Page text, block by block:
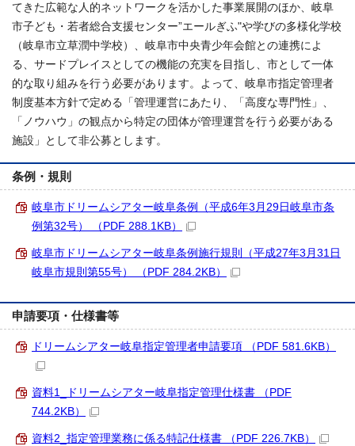
てきた広範な人的ネットワークを活かした事業展開のほか、岐阜
市子ども・若者総合支援センター”エールぎふ"や学びの多様化学校
（岐阜市立草潤中学校）、岐阜市中央青少年会館との連携によ
る、サードプレイスとしての機能の充実を目指し、市として一体
的な取り組みを行う必要があります。よって、岐阜市指定管理者
制度基本方針で定める「管理運営にあたり、「高度な専門性」、
「ノウハウ」の観点から特定の団体が管理運営を行う必要がある
施設」として非公募とします。
条例・規則
岐阜市ドリームシアター岐阜条例（平成6年3月29日岐阜市条
例第32号） （PDF 288.1KB）
岐阜市ドリームシアター岐阜条例施行規則（平成27年3月31日
岐阜市規則第55号） （PDF 284.2KB）
申請要項・仕様書等
ドリームシアター岐阜指定管理者申請要項 （PDF 581.6KB）
資料1_ドリームシアター岐阜指定管理仕様書 （PDF
744.2KB）
資料2_指定管理業務に係る特記仕様書 （PDF 226.7KB）